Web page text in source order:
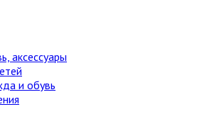
аксессуары
и обувь